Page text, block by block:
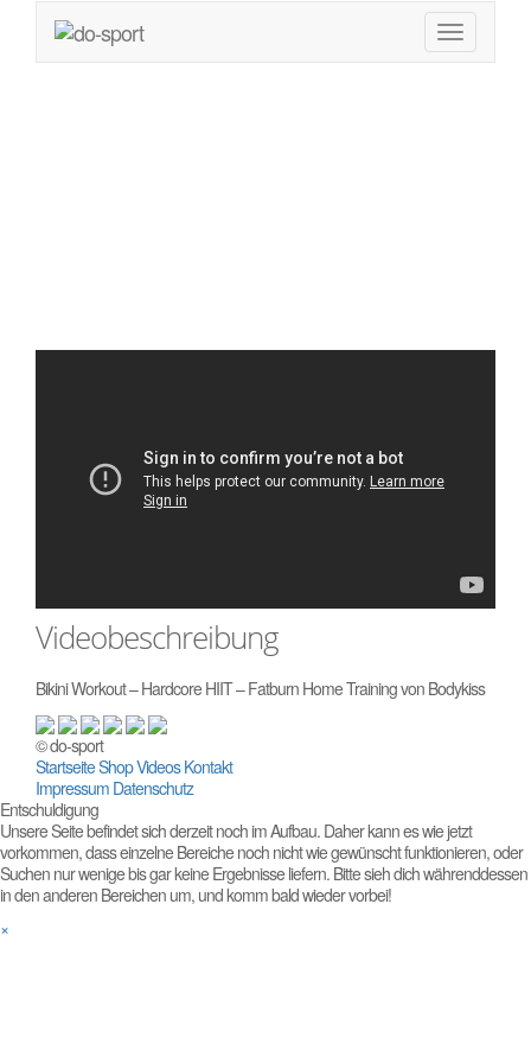
Videobeschreibung
Bikini Workout – Hardcore HIIT – Fatburn Home Training von Bodykiss
© do-sport
StartseiteShopVideosKontakt
Impressum Datenschutz
Entschuldigung
Unsere Seite befindet sich derzeit noch im Aufbau. Daher kann es wie jetzt
vorkommen, dass einzelne Bereiche noch nicht wie gewünscht funktionieren, oder
Suchen nur wenige bis gar keine Ergebnisse liefern. Bitte sieh dich währenddessen
in den anderen Bereichen um, und komm bald wieder vorbei!
×